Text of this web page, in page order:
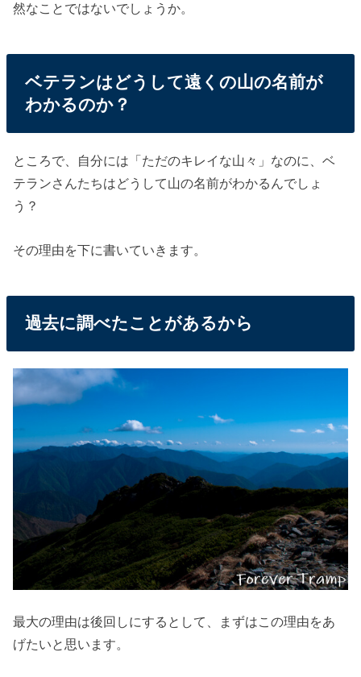
然なことではないでしょうか。
ベテランはどうして遠くの山の名前が
わかるのか？
ところで、自分には「ただのキレイな山々」なのに、ベ
テランさんたちはどうして山の名前がわかるんでしょ
う？
その理由を下に書いていきます。
過去に調べたことがあるから
最大の理由は後回しにするとして、まずはこの理由をあ
げたいと思います。